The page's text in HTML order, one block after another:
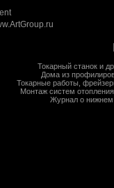
Токарный станок и
Дома из
Токарные работы
Монтаж систем отопления
Журнал о нижнем